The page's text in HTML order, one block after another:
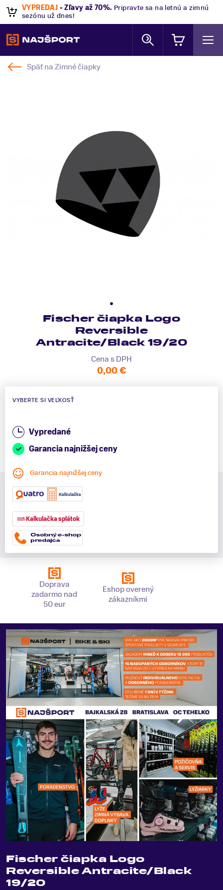
VÝPREDAJ - Zľavy až 70%. Pripravte sa na letnú a zimnú
sezónu už dnes!
Späť naZimné čiapky
Fischer čiapka Logo
Reversible
Antracite/Black 19/20
Cena s DPH
0,00 €
VYBERTE SI VEĽKOSŤ
Vypredané
Garancia najnižšej ceny
Garancia najnižšej ceny
Kalkulačka splátok
Doprava
zadarmo nad
50 eur
Eshop overený
zákazníkmi
Fischer čiapka Logo
Reversible Antracite/Black
19/20